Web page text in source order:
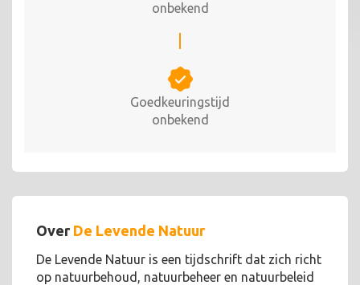
onbekend
Goedkeuringstijd
onbekend
Over De Levende Natuur
De Levende Natuur is een tijdschrift dat zich richt
op natuurbehoud, natuurbeheer en natuurbeleid